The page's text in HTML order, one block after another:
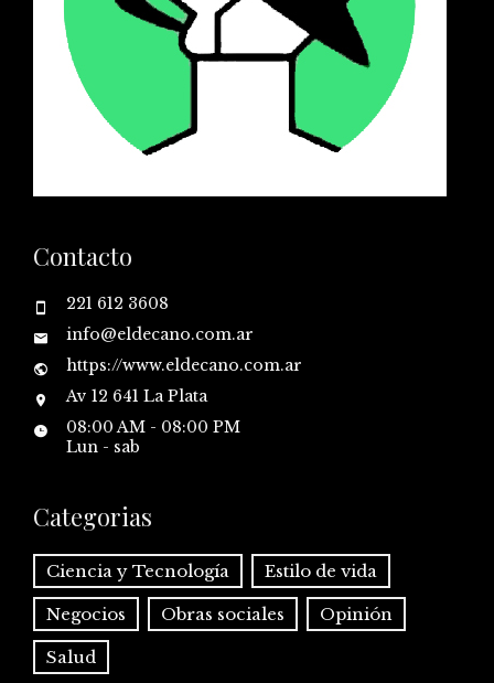
Contacto
221 612 3608
info@eldecano.com.ar
https://www.eldecano.com.ar
Av 12 641 La Plata
08:00 AM - 08:00 PM
Lun - sab
Categorias
Ciencia y Tecnología Estilo de vida
Negocios Obras sociales Opinión
Salud